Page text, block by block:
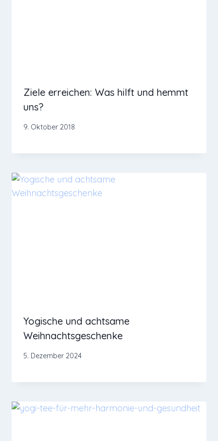
Ziele erreichen: Was hilft und hemmt
uns?
9. Oktober 2018
Yogische und achtsame
Weihnachtsgeschenke
5. Dezember 2024